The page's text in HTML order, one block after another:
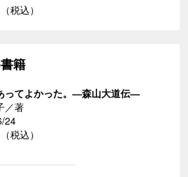
税込）
籍
ってよかった。―森山大道伝―
／著
24
税込）